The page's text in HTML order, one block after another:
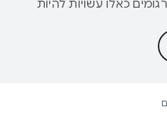
כאלו עשויות להיות